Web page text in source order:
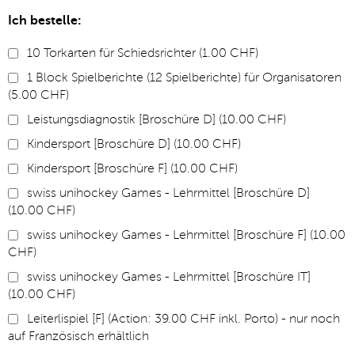
Ich bestelle:
10 Torkarten für Schiedsrichter (1.00 CHF)
1 Block Spielberichte (12 Spielberichte) für Organisatoren
(5.00 CHF)
Leistungsdiagnostik [Broschüre D] (10.00 CHF)
Kindersport [Broschüre D] (10.00 CHF)
Kindersport [Broschüre F] (10.00 CHF)
swiss unihockey Games - Lehrmittel [Broschüre D]
(10.00 CHF)
swiss unihockey Games - Lehrmittel [Broschüre F] (10.00
CHF)
swiss unihockey Games - Lehrmittel [Broschüre IT]
(10.00 CHF)
Leiterlispiel [F] (Action: 39.00 CHF inkl. Porto) - nur noch
auf Französisch erhältlich